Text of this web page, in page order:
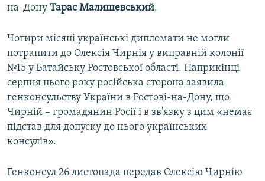
на-Дону Тарас Малишевський.
Чотири місяці українські дипломати не могли
потрапити до Олексія Чирнія у виправній колонії
№15 у Батайську Ростовської області. Наприкінці
серпня цього року російська сторона заявила
генконсульству України в Ростові-на-Дону, що
Чирній – громадянин Росії і в зв'язку з цим «немає
підстав для допуску до нього українських
консулів».
Генконсул 26 листопада передав Олексію Чирнію